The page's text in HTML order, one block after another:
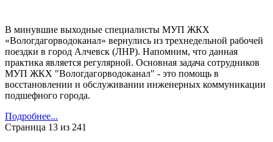
В минувшие выходные специалисты МУП ЖКХ
«Вологдагорводоканал» вернулись из трехнедельной рабочей
поездки в город Алчевск (ЛНР). Напомним, что данная
практика является регулярной. Основная задача сотрудников
МУП ЖКХ "Вологдагорводоканал" - это помощь в
восстановлении и обслуживании инженерных коммуникации
подшефного города.
Подробнее...
Страница 13 из 241